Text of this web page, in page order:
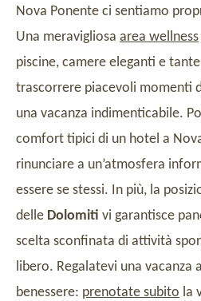
Nova Ponente ci sentiamo
Una meravigliosa area wellness
piscine, camere eleganti e
trascorrere piacevoli momenti
una vacanza indimenticabile.
comfort tipici di un hotel a
rinunciare a un’atmosfera
essere se stessi. In più, la
delle Dolomiti vi garantisce
scelta sconfinata di attività
libero. Regalatevi una vacanza
benessere: prenotate subito la